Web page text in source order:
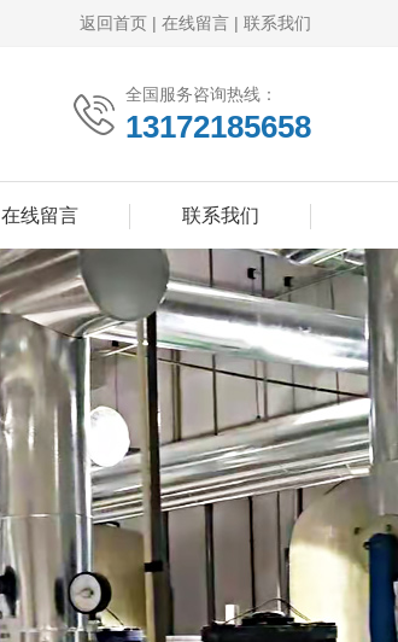
返回首页 | 在线留言 | 联系我们
全国服务咨询热线：
13172185658
在线留言 联系我们